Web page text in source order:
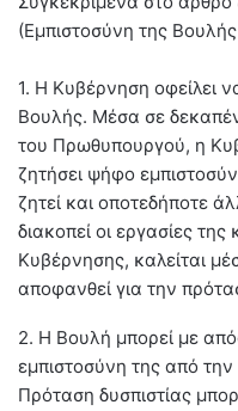
(Εμπιστοσύνη της
1. H Kυβέρνηση οφείλει
Bουλής. Mέσα σε
του Πρωθυπουργού, η
ζητήσει ψήφο
ζητεί και οποτεδήποτε
διακοπεί οι εργασίες
Kυβέρνησης, καλείται
αποφανθεί για την
2. H Bουλή μπορεί με
εμπιστοσύνη της από
Πρόταση δυσπιστίας